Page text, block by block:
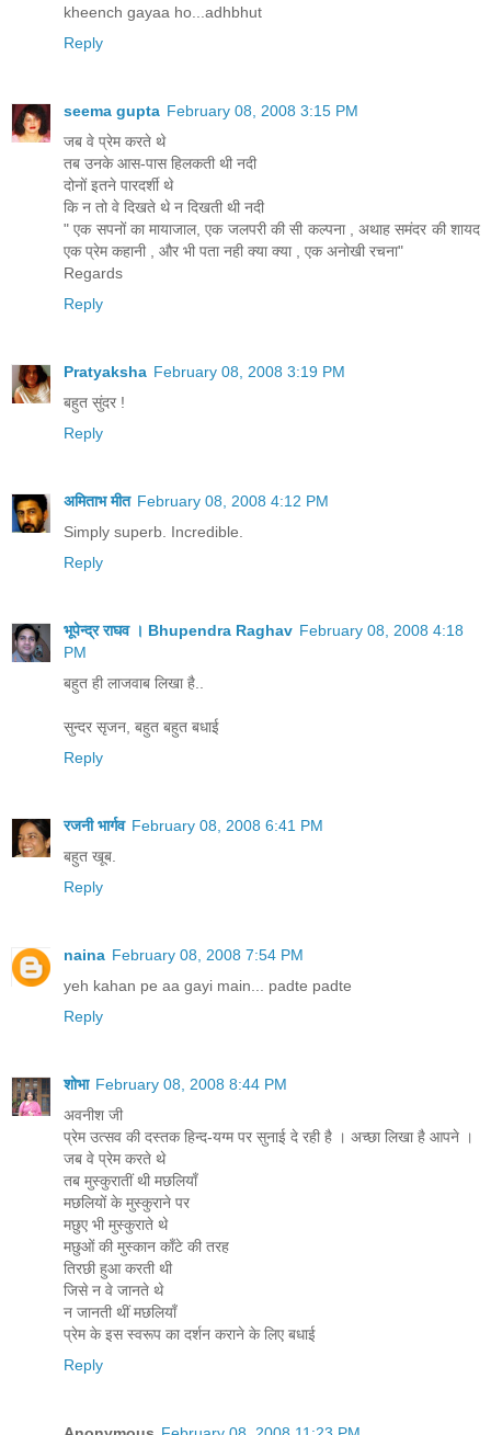
kheench gayaa ho...adhbhut
Reply
seema gupta February 08, 2008 3:15 PM
जब वे प्रेम करते थे
तब उनके आस-पास हिलकती थी नदी
दोनों इतने पारदर्शी थे
कि न तो वे दिखते थे न दिखती थी नदी
" एक सपनों का मायाजाल, एक जलपरी की सी कल्पना , अथाह समंदर की शायद
एक प्रेम कहानी , और भी पता नही क्या क्या , एक अनोखी रचना"
Regards
Reply
Pratyaksha February 08, 2008 3:19 PM
बहुत सुंदर !
Reply
अमिताभ मीत February 08, 2008 4:12 PM
Simply superb. Incredible.
Reply
भूपेन्द्र राघव । Bhupendra Raghav February 08, 2008 4:18
PM
बहुत ही लाजवाब लिखा है..
सुन्दर सृजन, बहुत बहुत बधाई
Reply
रजनी भार्गव February 08, 2008 6:41 PM
बहुत खूब.
Reply
naina February 08, 2008 7:54 PM
yeh kahan pe aa gayi main... padte padte
Reply
शोभा February 08, 2008 8:44 PM
अवनीश जी
प्रेम उत्सव की दस्तक हिन्द-यग्म पर सुनाई दे रही है । अच्छा लिखा है आपने ।
जब वे प्रेम करते थे
तब मुस्कुरातीं थी मछलियाँ
मछलियों के मुस्कुराने पर
मछुए भी मुस्कुराते थे
मछुओं की मुस्कान काँटे की तरह
तिरछी हुआ करती थी
जिसे न वे जानते थे
न जानती थीं मछलियाँ
प्रेम के इस स्वरूप का दर्शन कराने के लिए बधाई
Reply